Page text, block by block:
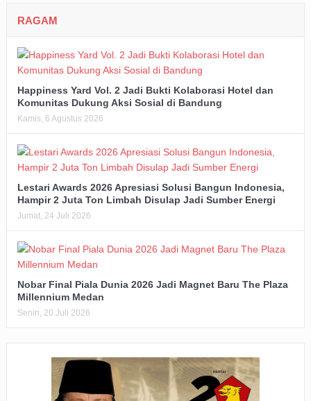
RAGAM
Happiness Yard Vol. 2 Jadi Bukti Kolaborasi Hotel dan
Komunitas Dukung Aksi Sosial di Bandung
Kamis, 6 Agustus 2026
Lestari Awards 2026 Apresiasi Solusi Bangun Indonesia,
Hampir 2 Juta Ton Limbah Disulap Jadi Sumber Energi
Jumat, 24 Juli 2026
Nobar Final Piala Dunia 2026 Jadi Magnet Baru The Plaza
Millennium Medan
Senin, 20 Juli 2026